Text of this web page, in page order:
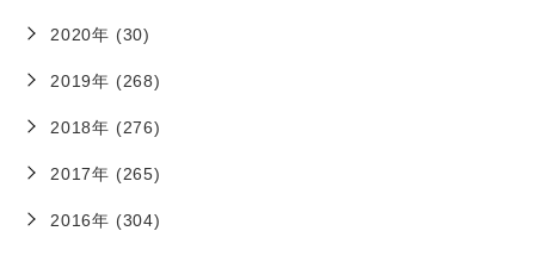
2020年 (30)
2019年 (268)
2018年 (276)
2017年 (265)
2016年 (304)